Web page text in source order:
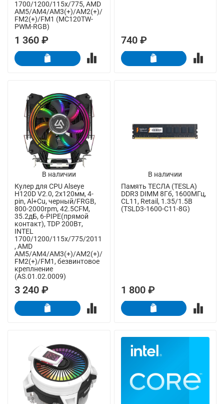
1700/1200/115x/775, AMD
AM5/AM4/AM3(+)/AM2(+)/
FM2(+)/FM1 (MC120TW-
PWM-RGB)
1 360 ₽ 740 ₽
В наличии
Кулер для CPU Alseye
H120D V2.0, 2х120мм, 4-
pin, Al+Cu, черный/FRGB,
800-2000rpm, 42.5CFM,
35.2дБ, 6-PIPE(прямой
контакт), TDP 200Вт,
INTEL
1700/1200/115x/775/2011
, AMD
AM5/AM4/AM3(+)/AM2(+)/
FM2(+)/FM1, безвинтовое
креплнение
(AS.01.02.0009)
3 240 ₽
В наличии
Память ТЕСЛА (TESLA)
DDR3 DIMM 8Гб, 1600МГц,
CL11, Retail, 1.35/1.5В
(TSLD3-1600-C11-8G)
1 800 ₽